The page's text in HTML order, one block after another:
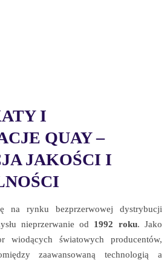
I
QUAY –
JAKOŚCI I
na rynku bezprzerwowej dystrybucji
nieprzerwanie od 1992 roku. Jako
wiodących światowych producentów,
zaawansowaną technologią a